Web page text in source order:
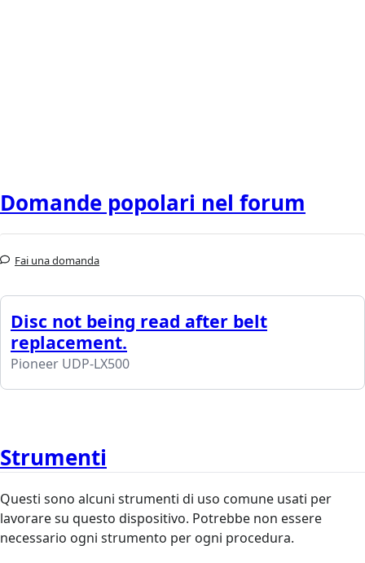
Domande popolari nel forum
Fai una domanda
Disc not being read after belt
replacement.
Pioneer UDP-LX500
Strumenti
Questi sono alcuni strumenti di uso comune usati per
lavorare su questo dispositivo. Potrebbe non essere
necessario ogni strumento per ogni procedura.